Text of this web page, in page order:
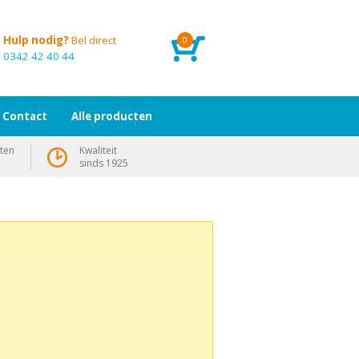
0
Hulp nodig? Bel direct
0342 42 40 44
Contact Alle producten
Kwaliteit
sinds 1925